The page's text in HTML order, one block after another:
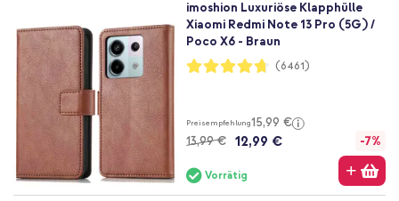
imoshion Luxuriöse Klapphülle
Xiaomi Redmi Note 13 Pro (5G) /
Poco X6 - Braun
Bewertung:
94%
(6461)
Preisempfehlung15,99 €
13,99 € 12,99 € -7%
Vorrätig